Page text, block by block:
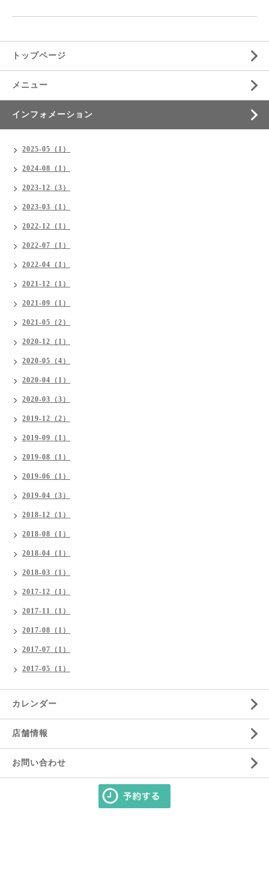
トップページ
メニュー
インフォメーション
2025-05（1）
2024-08（1）
2023-12（3）
2023-03（1）
2022-12（1）
2022-07（1）
2022-04（1）
2021-12（1）
2021-09（1）
2021-05（2）
2020-12（1）
2020-05（4）
2020-04（1）
2020-03（3）
2019-12（2）
2019-09（1）
2019-08（1）
2019-06（1）
2019-04（3）
2018-12（1）
2018-08（1）
2018-04（1）
2018-03（1）
2017-12（1）
2017-11（1）
2017-08（1）
2017-07（1）
2017-05（1）
カレンダー
店舗情報
お問い合わせ